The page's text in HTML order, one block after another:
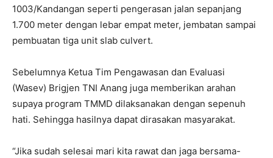
1003/Kandangan seperti pengerasan jalan sepanjang
1.700 meter dengan lebar empat meter, jembatan sampai
pembuatan tiga unit slab culvert.
Sebelumnya Ketua Tim Pengawasan dan Evaluasi
(Wasev) Brigjen TNI Anang juga memberikan arahan
supaya program TMMD dilaksanakan dengan sepenuh
hati. Sehingga hasilnya dapat dirasakan masyarakat.
“Jika sudah selesai mari kita rawat dan jaga bersama-